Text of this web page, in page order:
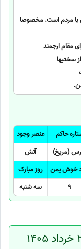
با مردم است. مخصوصا
مقام ارجمند
سختیها
حاکم
عنصر وجود
(مریخ)
آتش
خوش یمن
روز مبارک
9 سه شنبه
فال قهوه روزانه امروز 20 خرداد 1405